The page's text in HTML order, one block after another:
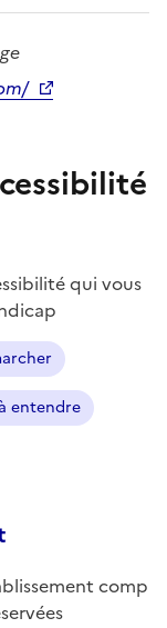
qui vous
entendre
comp